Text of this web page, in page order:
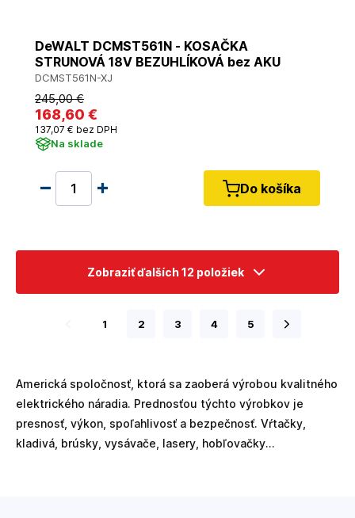
DeWALT DCMST561N - KOSAČKA
STRUNOVÁ 18V BEZUHLÍKOVÁ bez AKU
DCMST561N-XJ
245,00 €
168,60 €
137,07 € bez DPH
Na sklade
Do košíka
Zobraziť ďalších 12 položiek
1 2 3 4 5
Americká spoločnosť, ktorá sa zaoberá výrobou kvalitného
elektrického náradia. Prednosťou týchto výrobkov je
presnosť, výkon, spoľahlivosť a bezpečnosť. Vŕtačky,
kladivá, brúsky, vysávače, lasery, hobľovačky...